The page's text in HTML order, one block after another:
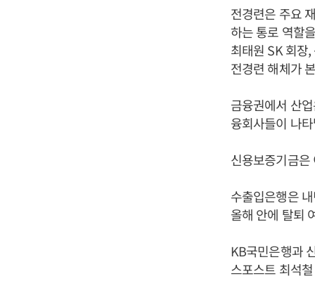
전경련은 주요
하는 통로 역할
최태원 SK 회장
전경련 해체가
금융권에서 산
융회사들이 나
신용보증기금은
수출입은행은
올해 안에 탈퇴
KB국민은행과
스포스트 최석